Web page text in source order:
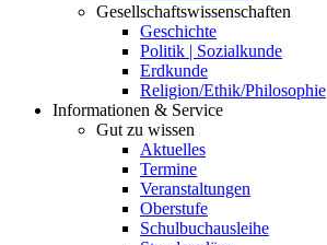
Gesellschaftswissenschaften
Geschichte
Politik | Sozialkunde
Erdkunde
Religion/Ethik/Philosophie
Informationen & Service
Gut zu wissen
Aktuelles
Termine
Veranstaltungen
Oberstufe
Schulbuchausleihe